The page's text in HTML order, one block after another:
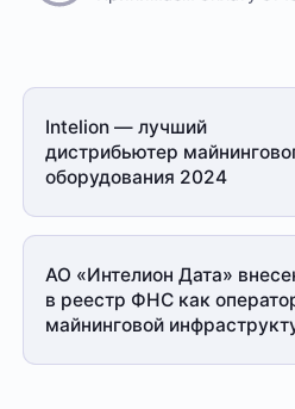
Intelion — лучший
дистрибьютер
оборудования 2024
АО «Интелион Дата»
в реестр ФНС как
майнинговой